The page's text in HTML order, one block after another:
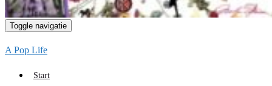
Toggle navigatie
A Pop Life
Start